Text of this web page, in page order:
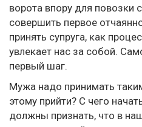
ворота впору для повозки
совершить первое
принять супруга, как
увлекает нас за собой.
первый шаг.
Мужа надо принимать
этому прийти? С чего
должны признать, что в